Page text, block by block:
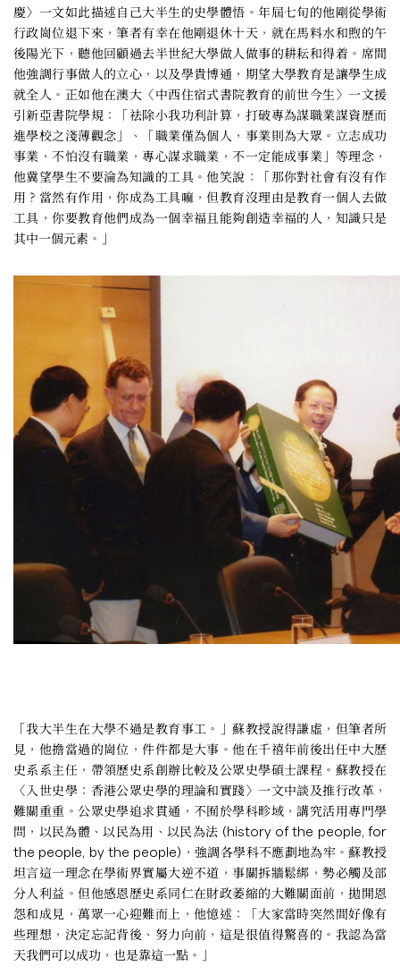
慶〉一文如此描述自己大半生的史學體悟。年屆七旬的他剛從學術
行政崗位退下來，筆者有幸在他剛退休十天，就在馬料水和煦的午
後陽光下，聽他回顧過去半世紀大學做人做事的耕耘和得着。席間
他強調行事做人的立心，以及學貴博通，期望大學教育是讓學生成
就全人。正如他在澳大〈中西住宿式書院教育的前世今生〉一文援
引新亞書院學規：「祛除小我功利計算，打破專為謀職業謀資歷而
進學校之淺薄觀念」、「職業僅為個人，事業則為大眾。立志成功
事業，不怕沒有職業，專心謀求職業，不一定能成事業」等理念，
他冀望學生不要淪為知識的工具。他笑說：「那你對社會有沒有作
用？當然有作用，你成為工具嘛，但教育沒理由是教育一個人去做
工具，你要教育他們成為一個幸福且能夠創造幸福的人，知識只是
其中一個元素。」
「我大半生在大學不過是教育事工。」蘇教授說得謙虛，但筆者所
見，他擔當過的崗位，件件都是大事。他在千禧年前後出任中大歷
史系系主任，帶領歷史系創辦比較及公眾史學碩士課程。蘇教授在
〈入世史學：香港公眾史學的理論和實踐〉一文中談及推行改革，
難關重重。公眾史學追求貫通，不囿於學科畛域，講究活用專門學
問，以民為體、以民為用、以民為法 (history of the people, for
the people, by the people)，強調各學科不應劃地為牢。蘇教授
坦言這一理念在學術界實屬大逆不道，事關拆牆鬆綁，勢必觸及部
分人利益。但他感恩歷史系同仁在財政萎縮的大難關面前，拋開恩
怨和成見，萬眾一心迎難而上，他憶述：「大家當時突然間好像有
些理想，決定忘記背後、努力向前，這是很值得驚喜的。我認為當
天我們可以成功，也是靠這一點。」